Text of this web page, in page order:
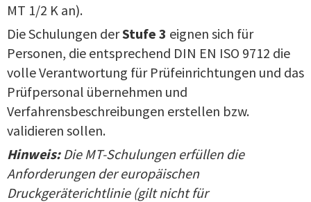
MT 1/2 K an).
Die Schulungen derStufe 3 eignen sich für
Personen, die entsprechend DIN EN ISO 9712 die
volle Verantwortung für Prüfeinrichtungen und das
Prüfpersonal übernehmen und
Verfahrensbeschreibungen erstellen bzw.
validieren sollen.
Hinweis:Die MT-Schulungen erfüllen die
Anforderungen der europäischen
Druckgeräterichtlinie (gilt nicht für